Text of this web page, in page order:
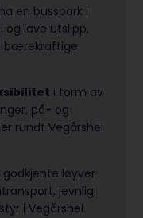
en busspark i
og lave utslipp,
bærekraftige
i form av
på- og
rundt Vegårshei
løyver
jevnlig
i Vegårshei.